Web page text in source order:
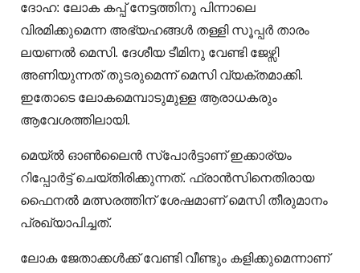
ദോഹ: ലോക കപ്പ് നേട്ടത്തിനു പിന്നാലെ
വിരമിക്കുമെന്ന അഭ്യഹങ്ങൾ തള്ളി സൂപ്പർ താരം
ലയണൽ മെസി. ദേശീയ ടീമിനു വേണ്ടി ജേഴ്സി
അണിയുന്നത് തുടരുമെന്ന് മെസി വ്യക്തമാക്കി.
ഇതോടെ ലോകമെമ്പാടുമുള്ള ആരാധകരും
ആവേശത്തിലായി.
മെയ്ല്‍ ഓണ്‍ലൈന്‍ സ്‌പോര്‍ട്ടാണ് ഇക്കാര്യം
റിപ്പോര്‍ട്ട് ചെയ്തിരിക്കുന്നത്. ഫ്രാന്‍സിനെതിരായ
ഫൈനല്‍ മത്സരത്തിന് ശേഷമാണ് മെസി തീരുമാനം
പ്രഖ്യാപിച്ചത്.
ലോക ജേതാക്കള്‍ക്ക് വേണ്ടി വീണ്ടും കളിക്കുമെന്നാണ്